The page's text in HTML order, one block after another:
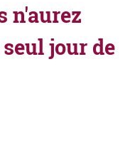
n'aurez
jour de